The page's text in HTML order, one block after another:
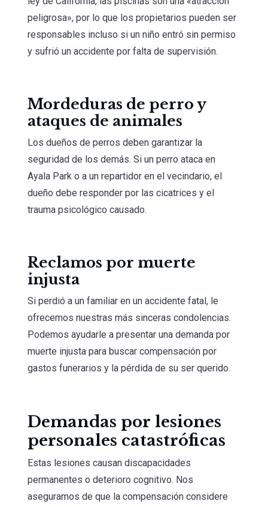
peligrosa», por lo que los propietarios pueden ser
responsables incluso si un niño entró sin permiso
y sufrió un accidente por falta de supervisión.
Mordeduras de perro y
ataques de animales
Los dueños de perros deben garantizar la
seguridad de los demás. Si un perro ataca en
Ayala Park o a un repartidor en el vecindario, el
dueño debe responder por las cicatrices y el
trauma psicológico causado.
Reclamos por muerte
injusta
Si perdió a un familiar en un accidente fatal, le
ofrecemos nuestras más sinceras condolencias.
Podemos ayudarle a presentar una demanda por
muerte injusta para buscar compensación por
gastos funerarios y la pérdida de su ser querido.
Demandas por lesiones
personales catastróficas
Estas lesiones causan discapacidades
permanentes o deterioro cognitivo. Nos
aseguramos de que la compensación considere